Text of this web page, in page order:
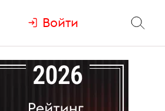
Войти